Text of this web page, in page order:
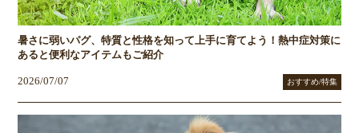
暑さに弱いパグ、特質と性格を知って上手に育てよう！熱中症対策に
あると便利なアイテムもご紹介
2026/07/07 おすすめ/特集